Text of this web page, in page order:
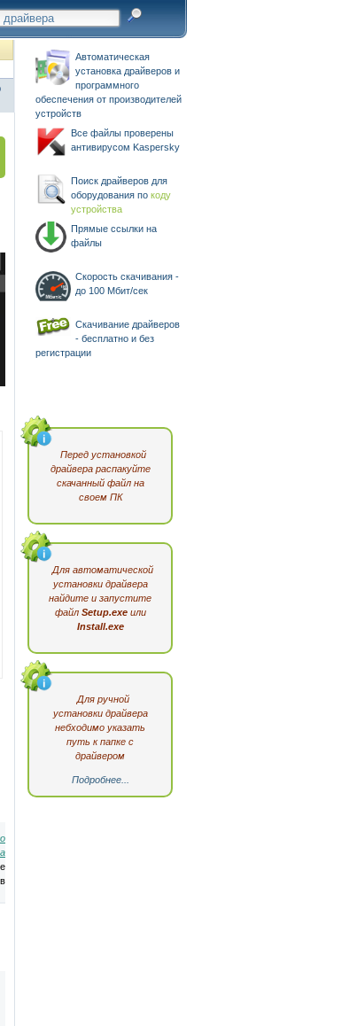
Автоматическая
установка драйверов и
программного
обеспечения от производителей
устройств
Все файлы проверены
антивирусом Kaspersky
Поиск драйверов для
оборудования по коду
устройства
Прямые ссылки на
файлы
Скорость скачивания -
до 100 Мбит/сек
Скачивание драйверов
- бесплатно и без
регистрации
Перед установкой
драйвера распакуйте
скачанный файл на
своем ПК
Для автоматической
установки драйвера
найдите и запустите
файл Setup.exeили
Install.exe
Для ручной
установки драйвера
небходимо указать
путь к папке с
драйвером
Подробнее...